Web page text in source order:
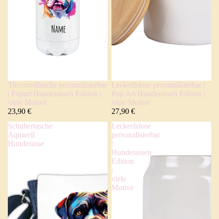
Thermosflasche personalisierbar
| Popart Hunderassen Edition |
viele Motive
23,90 €
Leckerlidose personalisierbar |
Pop Art Hunderassen Edition |
viele Motive
27,90 €
Schultertasche
Aquarell
Hunderasse
Leckerlidose
personalisierbar
|
Hunderassen
Edition
|
viele
Motive